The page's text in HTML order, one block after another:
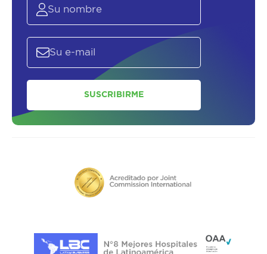
SOLICITAR UN ASESOR
SUSCRIBIRME